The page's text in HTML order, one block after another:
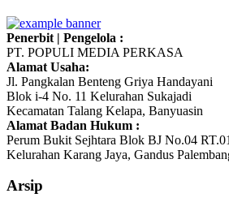
Penerbit | Pengelola :
PT. POPULI MEDIA PERKASA
Alamat Usaha:
Jl. Pangkalan Benteng Griya Handayani
Blok i-4 No. 11 Kelurahan Sukajadi
Kecamatan Talang Kelapa, Banyuasin
Alamat Badan Hukum :
Perum Bukit Sejhtara Blok BJ No.04
Kelurahan Karang Jaya, Gandus
Arsip